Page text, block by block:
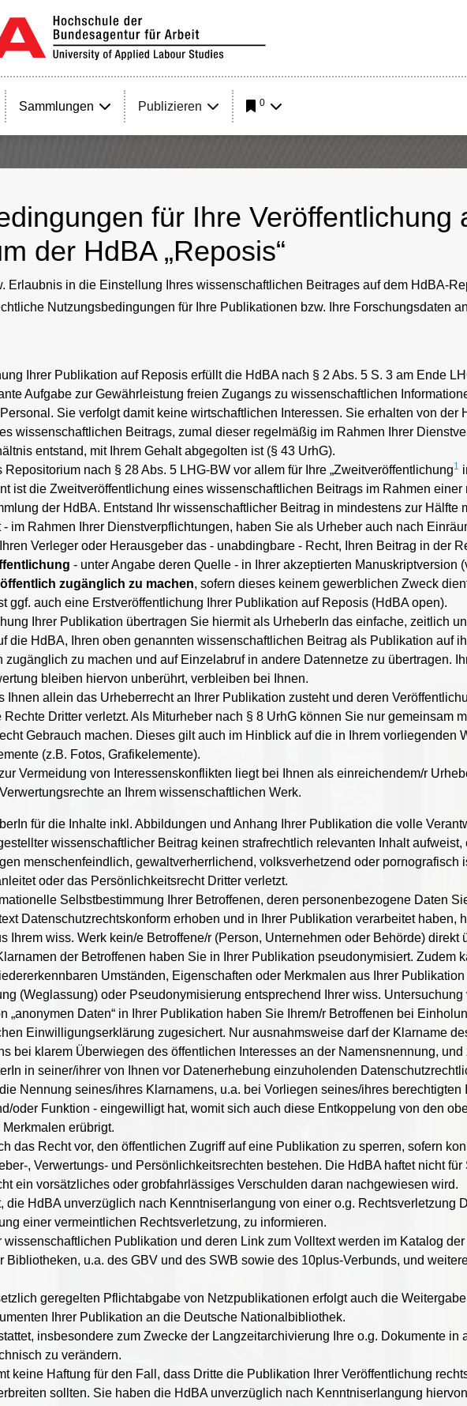
Sammlungen Publizieren 0
für Ihre Veröffentlichung
der HdBA „Reposis“
Erlaubnis in die Einstellung Ihres wissenschaftlichen Beitrages auf dem HdBA-
Nutzungsbedingungen für Ihre Publikationen bzw. Ihre Forschungsdaten
Ihrer Publikation auf Reposis erfüllt die HdBA nach § 2 Abs. 5 S. 3 am Ende
Aufgabe zur Gewährleistung freien Zugangs zu wissenschaftlichen
Sie verfolgt damit keine wirtschaftlichen Interessen. Sie erhalten von der
wissenschaftlichen Beitrags, zumal dieser regelmäßig im Rahmen Ihrer
entstand, mit Ihrem Gehalt abgegolten ist (§ 43 UrhG).
Repositorium nach § 28 Abs. 5 LHG-BW vor allem für Ihre „Zweitveröffentlichung1
ist die Zweitveröffentlichung eines wissenschaftlichen Beitrags im Rahmen
der HdBA. Entstand Ihr wissenschaftlicher Beitrag in mindestens zur Hälfte
- im Rahmen Ihrer Dienstverpflichtungen, haben Sie als Urheber auch nach
Verleger oder Herausgeber das - unabdingbare - Recht, Ihren Beitrag in der
- unter Angabe deren Quelle - in Ihrer akzeptierten Manuskriptversion
öffentlich zugänglich zu machen, sofern dieses keinem gewerblichen Zweck
ggf. auch eine Erstveröffentlichung Ihrer Publikation auf Reposis (HdBA open).
Ihrer Publikation übertragen Sie hiermit als UrheberIn das einfache, zeitlich
die HdBA, Ihren oben genannten wissenschaftlichen Beitrag als Publikation auf
zugänglich zu machen und auf Einzelabruf in andere Datennetze zu übertragen.
bleiben hiervon unberührt, verbleiben bei Ihnen.
Ihnen allein das Urheberrecht an Ihrer Publikation zusteht und deren
Dritter verletzt. Als Miturheber nach § 8 UrhG können Sie nur gemeinsam
Gebrauch machen. Dieses gilt auch im Hinblick auf die in Ihrem vorliegenden
(z.B. Fotos, Grafikelemente).
Vermeidung von Interessenskonflikten liegt bei Ihnen als einreichendem/r
an Ihrem wissenschaftlichen Werk.
für die Inhalte inkl. Abbildungen und Anhang Ihrer Publikation die volle
wissenschaftlicher Beitrag keinen strafrechtlich relevanten Inhalt
menschenfeindlich, gewaltverherrlichend, volksverhetzend oder pornografisch
oder das Persönlichkeitsrecht Dritter verletzt.
Selbstbestimmung Ihrer Betroffenen, deren personenbezogene Daten
Datenschutzrechtskonform erhoben und in Ihrer Publikation verarbeitet haben,
Ihrem wiss. Werk kein/e Betroffene/r (Person, Unternehmen oder Behörde) direkt
der Betroffenen haben Sie in Ihrer Publikation pseudonymisiert. Zudem
Umständen, Eigenschaften oder Merkmalen aus Ihrer
(Weglassung) oder Pseudonymisierung entsprechend Ihrer wiss.
„anonymen Daten“ in Ihrer Publikation haben Sie Ihrem/r Betroffenen bei
Einwilligungserklärung zugesichert. Nur ausnahmsweise darf der Klarname
bei klarem Überwiegen des öffentlichen Interesses an der Namensnennung,
in seiner/ihrer von Ihnen vor Datenerhebung einzuholenden
Nennung seines/ihres Klarnamens, u.a. bei Vorliegen seines/ihres berechtigten
oder Funktion - eingewilligt hat, womit sich auch diese Entkoppelung von den
erübrigt.
das Recht vor, den öffentlichen Zugriff auf eine Publikation zu sperren, sofern
, Verwertungs- und Persönlichkeitsrechten bestehen. Die HdBA haftet nicht
ein vorsätzliches oder grobfahrlässiges Verschulden daran nachgewiesen wird.
die HdBA unverzüglich nach Kenntniserlangung von einer o.g. Rechtsverletzung
einer vermeintlichen Rechtsverletzung, zu informieren.
wissenschaftlichen Publikation und deren Link zum Volltext werden im Katalog
Bibliotheken, u.a. des GBV und des SWB sowie des 10plus-Verbunds, und
geregelten Pflichtabgabe von Netzpublikationen erfolgt auch die
Ihrer Publikation an die Deutsche Nationalbibliothek.
insbesondere zum Zwecke der Langzeitarchivierung Ihre o.g. Dokumente in
zu verändern.
keine Haftung für den Fall, dass Dritte die Publikation Ihrer Veröffentlichung
sollten. Sie haben die HdBA unverzüglich nach Kenntniserlangung